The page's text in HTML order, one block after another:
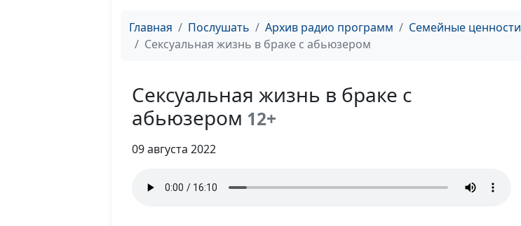
Главная Послушать Архив радио программ Семейные ценности
Сексуальная жизнь в браке с абьюзером
Сексуальная жизнь в браке с
абьюзером 12+
09 августа 2022